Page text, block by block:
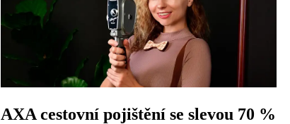
AXA cestovní pojištění se slevou 70 %